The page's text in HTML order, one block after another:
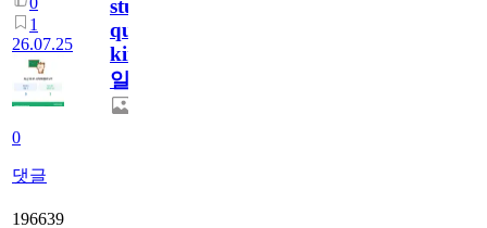
1
26.07.25
0
댓글
study
quiz
king764
일
196639